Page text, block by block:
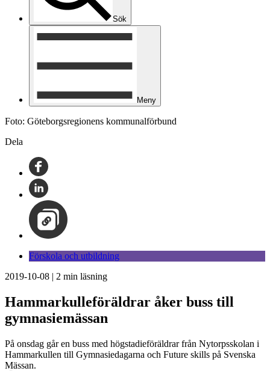
Sök
Meny
Foto: Göteborgsregionens kommunalförbund
Dela
Förskola och utbildning
2019-10-08 | 2 min läsning
Hammarkulleföräldrar åker buss till
gymnasiemässan
På onsdag går en buss med högstadieföräldrar från Nytorpsskolan i
Hammarkullen till Gymnasiedagarna och Future skills på Svenska
Mässan.